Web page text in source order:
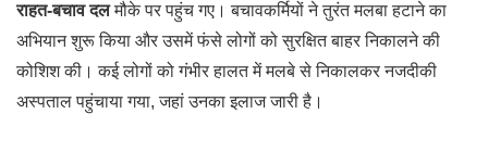
राहत-बचाव दलमौके पर पहुंच गए। बचावकर्मियों ने तुरंत मलबा हटाने का
अभियान शुरू किया और उसमें फंसे लोगों को सुरक्षित बाहर निकालने की
कोशिश की। कई लोगों को गंभीर हालत में मलबे से निकालकर नजदीकी
अस्पताल पहुंचाया गया, जहां उनका इलाज जारी है।